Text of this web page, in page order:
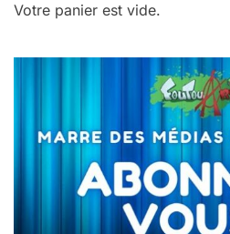
Votre panier est vide.